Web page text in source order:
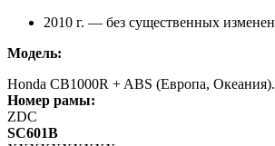
2010 г. — без существенных
Модель:
Honda CB1000R + ABS (Европа, Океания).
Номер рамы:
ZDC
SC601B